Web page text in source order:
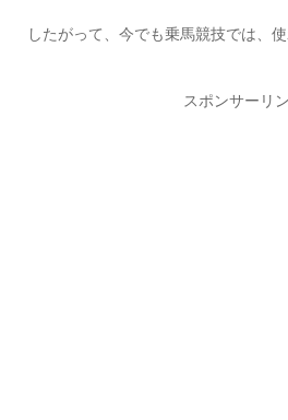
したがって、今でも乗馬競技では、使
スポンサーリ